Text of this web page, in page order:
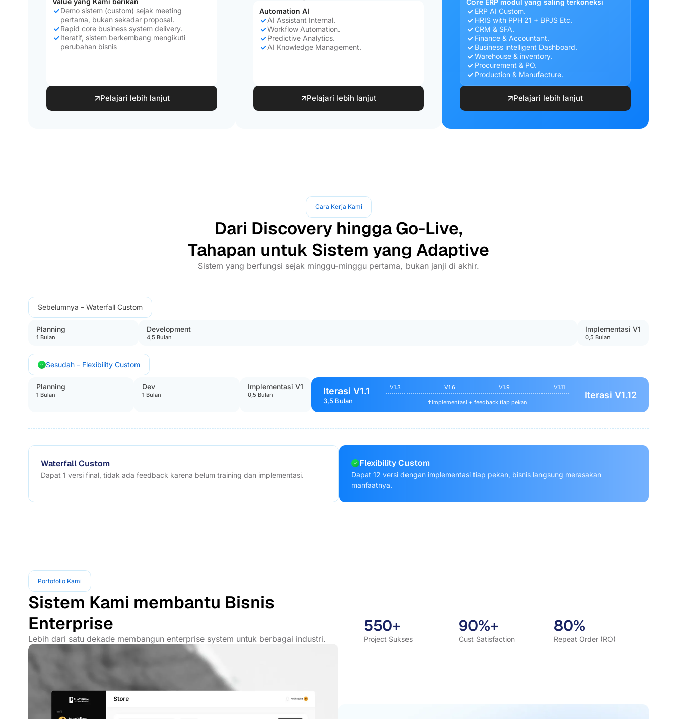
Demo sistem (custom) sejak meeting
pertama, bukan sekadar proposal.
Rapid core business system delivery.
Iteratif, sistem berkembang mengikuti
perubahan bisnis
Pelajari lebih lanjut
Automation AI
AI Assistant Internal.
Workflow Automation.
Predictive Analytics.
AI Knowledge Management.
Pelajari lebih lanjut
ERP AI Custom.
HRIS with PPH 21 + BPJS Etc.
CRM & SFA.
Finance & Accountant.
Business intelligent Dashboard.
Warehouse & inventory.
Procurement & PO.
Production & Manufacture.
Pelajari lebih lanjut
Cara Kerja Kami
Dari Discovery hingga Go-Live,
Tahapan untuk Sistem yang Adaptive
Sistem yang berfungsi sejak minggu-minggu pertama, bukan janji di akhir.
Sebelumnya – Waterfall Custom
Planning
1 Bulan
Development
4,5 Bulan
Implementasi V1
0,5 Bulan
Sesudah – Flexibility Custom
Planning
1 Bulan
Dev
1 Bulan
Implementasi V1
0,5 Bulan Iterasi V1.1
3,5 Bulan
V1.3 V1.6 V1.9 V1.11
↑implementasi + feedback tiap pekan
Iterasi V1.12
Waterfall Custom
Dapat 1 versi final, tidak ada feedback karena belum training dan implementasi.
Flexibility Custom
Dapat 12 versi dengan implementasi tiap pekan, bisnis langsung merasakan
manfaatnya.
Portofolio Kami
Sistem Kami membantu Bisnis
Enterprise
Lebih dari satu dekade membangun enterprise system untuk berbagai industri.
550+
Project Sukses
90%+
Cust Satisfaction
80%
Repeat Order (RO)